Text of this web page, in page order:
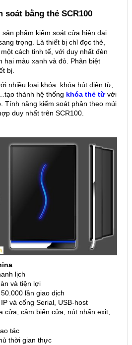
soát bằng thẻ SCR100
phẩm kiểm soát cửa hiện đại
trọng. Là thiết bị chỉ đọc thẻ,
cách tinh tế, với duy nhất đèn
hai màu xanh và đỏ. Phân biệt
bị.
nhiều loại khóa: khóa hút điện từ,
thành hệ thống khóa thẻ từvới
Tính năng kiểm soát phân theo múi
duy nhất trên SCR100.
lịch
và tiện lợi
lần giao dịch
và cổng Serial, USB-host
cửa, cảm biến cửa, nút nhấn exit,
tác
thời gian thực